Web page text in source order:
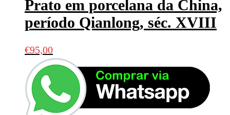
Prato em porcelana da China,
período Qianlong, séc. XVIII
€95,00